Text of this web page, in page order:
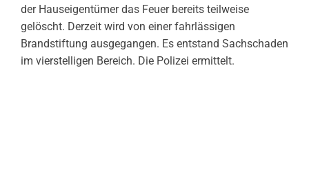
der Hauseigentümer das Feuer bereits teilweise
gelöscht. Derzeit wird von einer fahrlässigen
Brandstiftung ausgegangen. Es entstand Sachschaden
im vierstelligen Bereich. Die Polizei ermittelt.